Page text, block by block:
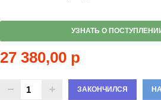
УЗНАТЬ О
27 380,00 р
ЗАКОНЧИЛСЯ